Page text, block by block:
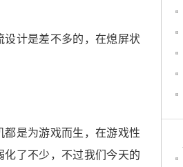
设计是差不多的，在熄屏状
是为游戏而生，在游戏性
了不少，不过我们今天的